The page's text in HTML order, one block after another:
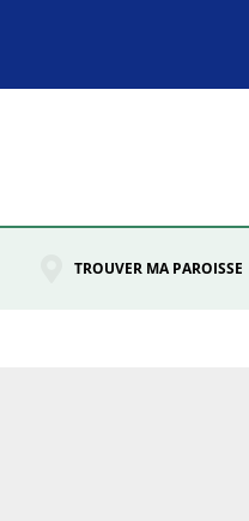
TROUVER MA PAROISSE